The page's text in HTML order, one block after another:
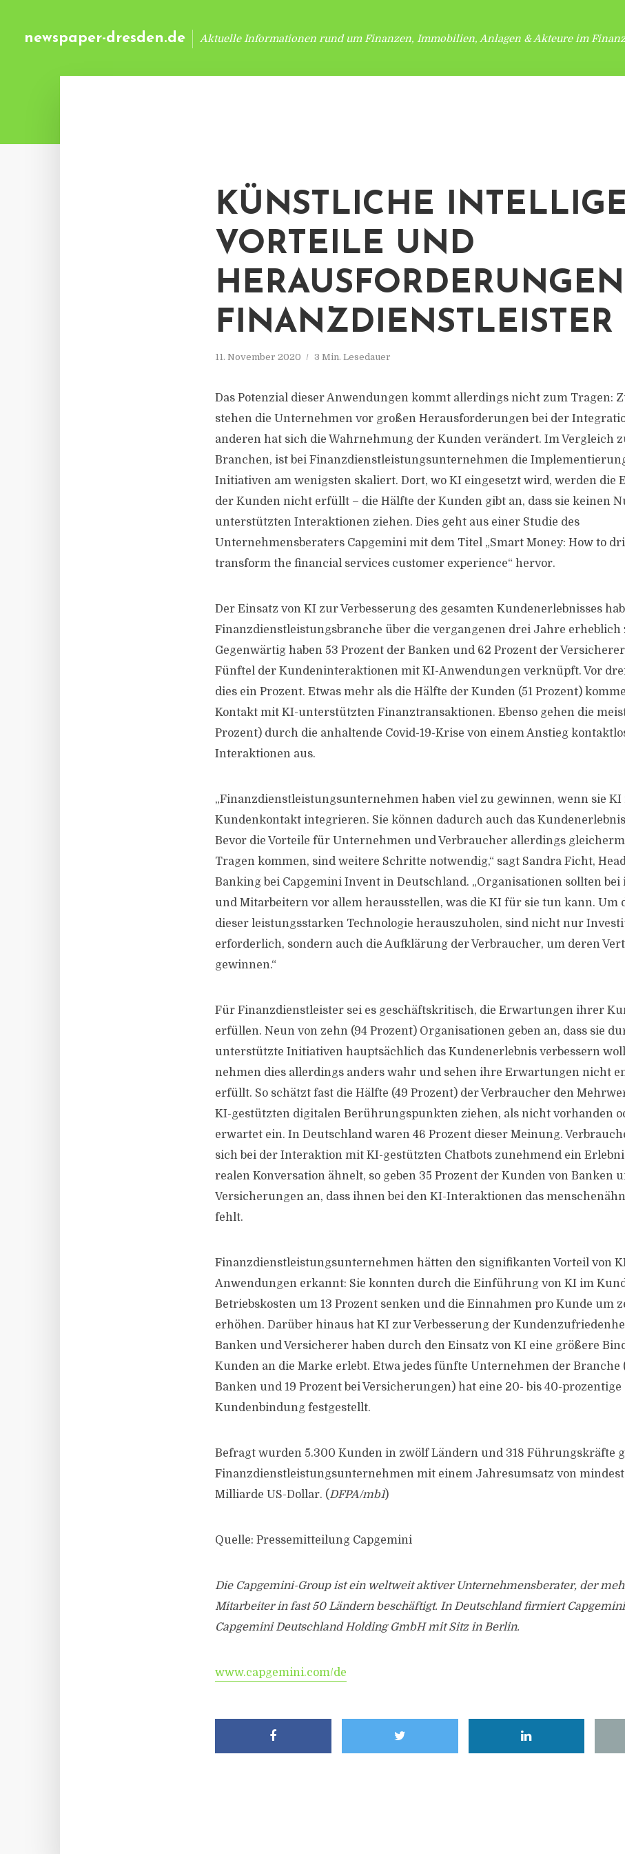
newspaper-dresden.de Aktuelle Informationen rund um Finanzen, Immobilien, Anlagen & Akteure im
KÜNSTLICHE
VORTEILE UND
FINANZDIENSTLEISTER
11. November 2020 3 Min. Lesedauer
Das Potenzial dieser Anwendungen kommt allerdings nicht zum Tragen:
stehen die Unternehmen vor großen Herausforderungen bei der
anderen hat sich die Wahrnehmung der Kunden verändert. Im Vergleich
Branchen, ist bei Finanzdienstleistungsunternehmen die
Initiativen am wenigsten skaliert. Dort, wo KI eingesetzt wird, werden die
der Kunden nicht erfüllt – die Hälfte der Kunden gibt an, dass sie keinen
unterstützten Interaktionen ziehen. Dies geht aus einer Studie des
Unternehmensberaters Capgemini mit dem Titel „Smart Money: How to
transform the financial services customer experience“ hervor.
Der Einsatz von KI zur Verbesserung des gesamten Kundenerlebnisses
Finanzdienstleistungsbranche über die vergangenen drei Jahre erheblich
Gegenwärtig haben 53 Prozent der Banken und 62 Prozent der
Fünftel der Kundeninteraktionen mit KI-Anwendungen verknüpft. Vor
dies ein Prozent. Etwas mehr als die Hälfte der Kunden (51 Prozent)
Kontakt mit KI-unterstützten Finanztransaktionen. Ebenso gehen die
Prozent) durch die anhaltende Covid-19-Krise von einem Anstieg
Interaktionen aus.
„Finanzdienstleistungsunternehmen haben viel zu gewinnen, wenn sie
Kundenkontakt integrieren. Sie können dadurch auch das
Bevor die Vorteile für Unternehmen und Verbraucher allerdings
Tragen kommen, sind weitere Schritte notwendig,“ sagt Sandra Ficht,
Banking bei Capgemini Invent in Deutschland. „Organisationen sollten
und Mitarbeitern vor allem herausstellen, was die KI für sie tun kann. Um
dieser leistungsstarken Technologie herauszuholen, sind nicht nur
erforderlich, sondern auch die Aufklärung der Verbraucher, um deren
gewinnen.“
Für Finanzdienstleister sei es geschäftskritisch, die Erwartungen ihrer
erfüllen. Neun von zehn (94 Prozent) Organisationen geben an, dass sie
unterstützte Initiativen hauptsächlich das Kundenerlebnis verbessern
nehmen dies allerdings anders wahr und sehen ihre Erwartungen nicht
erfüllt. So schätzt fast die Hälfte (49 Prozent) der Verbraucher den
KI-gestützten digitalen Berührungspunkten ziehen, als nicht vorhanden
erwartet ein. In Deutschland waren 46 Prozent dieser Meinung.
sich bei der Interaktion mit KI-gestützten Chatbots zunehmend ein
realen Konversation ähnelt, so geben 35 Prozent der Kunden von Banken
Versicherungen an, dass ihnen bei den KI-Interaktionen das
fehlt.
Finanzdienstleistungsunternehmen hätten den signifikanten Vorteil von
Anwendungen erkannt: Sie konnten durch die Einführung von KI im
Betriebskosten um 13 Prozent senken und die Einnahmen pro Kunde um
erhöhen. Darüber hinaus hat KI zur Verbesserung der
Banken und Versicherer haben durch den Einsatz von KI eine größere
Kunden an die Marke erlebt. Etwa jedes fünfte Unternehmen der Branche
Banken und 19 Prozent bei Versicherungen) hat eine 20- bis 40-
Kundenbindung festgestellt.
Befragt wurden 5.300 Kunden in zwölf Ländern und 318 Führungskräfte
Finanzdienstleistungsunternehmen mit einem Jahresumsatz von
Milliarde US-Dollar. (DFPA/mb1)
Quelle: Pressemitteilung Capgemini
Die Capgemini-Group ist ein weltweit aktiver Unternehmensberater, der
Mitarbeiter in fast 50 Ländern beschäftigt. In Deutschland firmiert
Capgemini Deutschland Holding GmbH mit Sitz in Berlin.
www.capgemini.com/de